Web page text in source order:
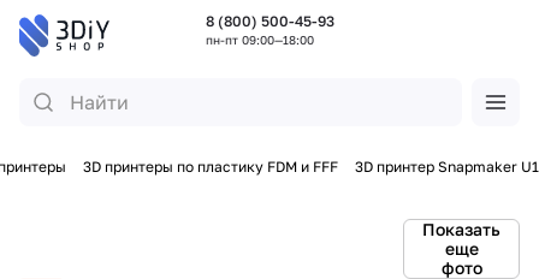
8 (800) 500-45-93
пн-пт 09:00—18:00
3D принтеры по пластику FDM и FFF 3D принтер Snapmaker U1
Показать
еще
фото